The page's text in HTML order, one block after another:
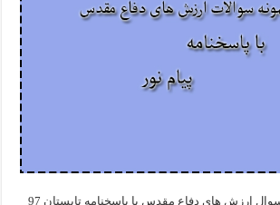
ارزش های دفاع مقدس با پاسخنامه تابستان 97